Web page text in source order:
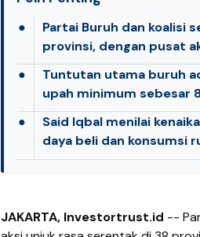
●
Partai Buruh dan koalisi
provinsi, dengan pusat
●
Tuntutan utama buruh
upah minimum sebesar
●
Said Iqbal menilai
daya beli dan konsumsi
JAKARTA, Investortrust.id --